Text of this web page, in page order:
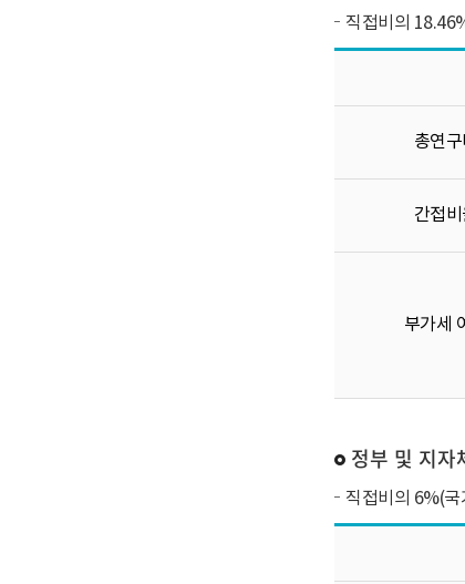
직접비의
총연구
간접비
부가세
정부 및 지자
직접비의 6%(